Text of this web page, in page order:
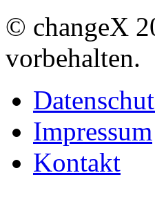
© changeX
vorbehalten.
Impressum
Kontakt